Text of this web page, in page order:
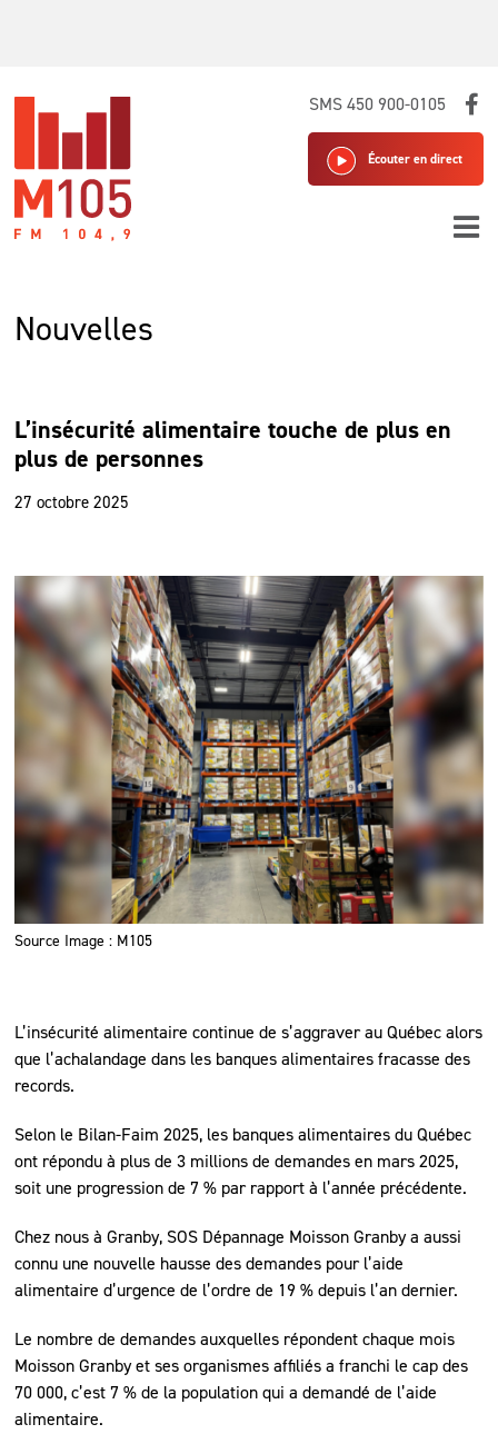
SMS 450 900-0105
Écouter en direct
Nouvelles
L’insécurité alimentaire touche de plus en
plus de personnes
27 octobre 2025
Source Image : M105
L’insécurité alimentaire continue de s’aggraver au Québec alors
que l’achalandage dans les banques alimentaires fracasse des
records.
Selon le Bilan-Faim 2025, les banques alimentaires du Québec
ont répondu à plus de 3 millions de demandes en mars 2025,
soit une progression de 7 % par rapport à l’année précédente.
Chez nous à Granby, SOS Dépannage Moisson Granby a aussi
connu une nouvelle hausse des demandes pour l’aide
alimentaire d’urgence de l’ordre de 19 % depuis l’an dernier.
Le nombre de demandes auxquelles répondent chaque mois
Moisson Granby et ses organismes affiliés a franchi le cap des
70 000, c’est 7 % de la population qui a demandé de l’aide
alimentaire.